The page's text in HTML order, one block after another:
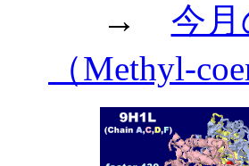
→ 今
（Methyl-